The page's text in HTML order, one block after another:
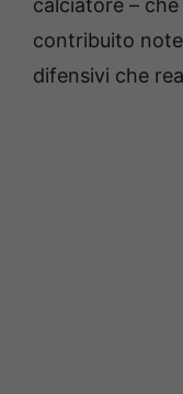
calciatore –
contribuito
difensivi che